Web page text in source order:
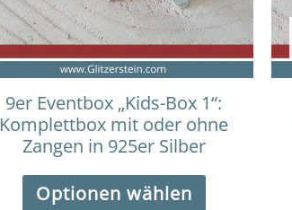
9er Eventbox „Kids-Box 1“:
Komplettbox mit oder ohne
Zangen in 925er Silber
Optionen wählen